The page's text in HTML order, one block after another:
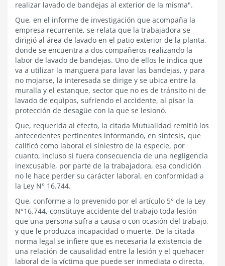
realizar lavado de bandejas al exterior de la misma".
Que, en el informe de investigación que acompaña la
empresa recurrente, se relata que la trabajadora se
dirigió al área de lavado en el patio exterior de la planta,
donde se encuentra a dos compañeros realizando la
labor de lavado de bandejas. Uno de ellos le indica que
va a utilizar la manguera para lavar las bandejas, y para
no mojarse, la interesada se dirige y se ubica entre la
muralla y el estanque, sector que no es de tránsito ni de
lavado de equipos, sufriendo el accidente, al pisar la
protección de desagüe con la que se lesionó.
Que, requerida al efecto, la citada Mutualidad remitió los
antecedentes pertinentes informando, en síntesis, que
calificó como laboral el siniestro de la especie, por
cuanto, incluso si fuera consecuencia de una negligencia
inexcusable, por parte de la trabajadora, esa condición
no le hace perder su carácter laboral, en conformidad a
la Ley N° 16.744.
Que, conforme a lo prevenido por el artículo 5° de la Ley
N°16.744, constituye accidente del trabajo toda lesión
que una persona sufra a causa o con ocasión del trabajo,
y que le produzca incapacidad o muerte. De la citada
norma legal se infiere que es necesaria la existencia de
una relación de causalidad entre la lesión y el quehacer
laboral de la víctima que puede ser inmediata o directa,